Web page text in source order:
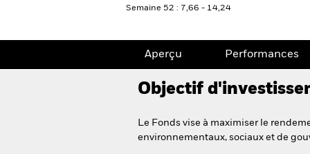
Semaine 52 : 7,66 - 14,24
Aperçu Performances
Objectif
Le Fonds vise à maximiser le
environnementaux, sociaux et de